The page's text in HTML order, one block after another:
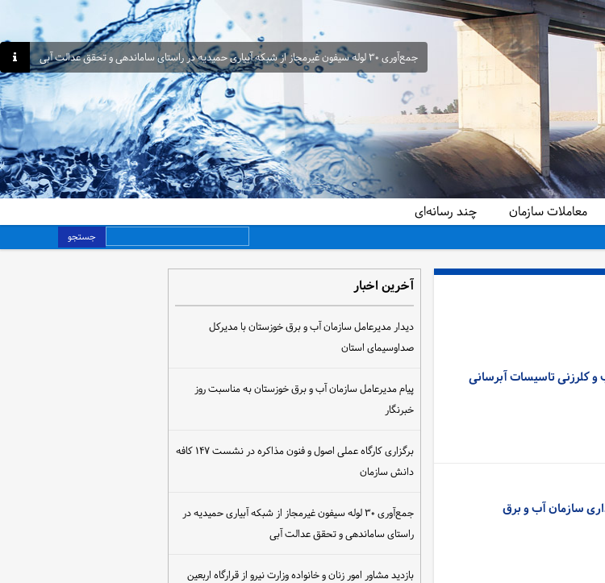
جمع‌آوری ۳۰ لوله سیفون غیرمجاز از شبکه آبیاری حمیدیه در راستای ساماندهی و تحقق عدالت آبی
معاملات سازمان چند رسانه‌ای
جستجو
خانه آب و کلرزنی تاسیسات آبرسانی
سازمان آب و برق
آخرین اخبار
دیدار مدیرعامل سازمان آب و برق خوزستان با مدیرکل
صداوسیمای استان
پیام مدیرعامل سازمان آب و برق خوزستان به مناسبت روز
خبرنگار
برگزاری کارگاه عملی اصول و فنون مذاکره در نشست ۱۴۷ کافه
دانش سازمان
جمع‌آوری ۳۰ لوله سیفون غیرمجاز از شبکه آبیاری حمیدیه در
راستای ساماندهی و تحقق عدالت آبی
بازدید مشاور امور زنان و خانواده وزارت نیرو از قرارگاه اربعین